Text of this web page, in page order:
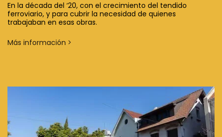
En la década del ‘20, con el crecimiento del tendido
ferroviario, y para cubrir la necesidad de quienes
trabajaban en esas obras.
Más información